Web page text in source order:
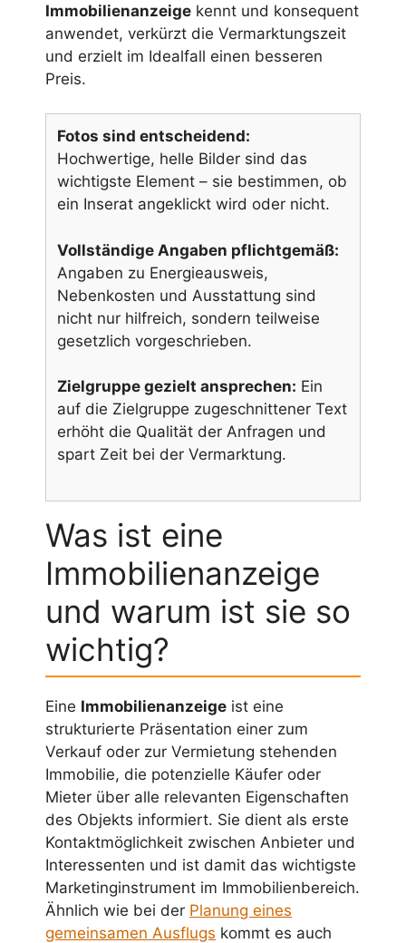
Immobilienanzeige kennt und konsequent
anwendet, verkürzt die Vermarktungszeit
und erzielt im Idealfall einen besseren
Preis.
Fotos sind entscheidend:
Hochwertige, helle Bilder sind das
wichtigste Element – sie bestimmen, ob
ein Inserat angeklickt wird oder nicht.
Vollständige Angaben pflichtgemäß:
Angaben zu Energieausweis,
Nebenkosten und Ausstattung sind
nicht nur hilfreich, sondern teilweise
gesetzlich vorgeschrieben.
Zielgruppe gezielt ansprechen: Ein
auf die Zielgruppe zugeschnittener Text
erhöht die Qualität der Anfragen und
spart Zeit bei der Vermarktung.
Was ist eine
Immobilienanzeige
und warum ist sie so
wichtig?
Eine Immobilienanzeige ist eine
strukturierte Präsentation einer zum
Verkauf oder zur Vermietung stehenden
Immobilie, die potenzielle Käufer oder
Mieter über alle relevanten Eigenschaften
des Objekts informiert. Sie dient als erste
Kontaktmöglichkeit zwischen Anbieter und
Interessenten und ist damit das wichtigste
Marketinginstrument im Immobilienbereich.
Ähnlich wie bei der Planung eines
gemeinsamen Ausflugs kommt es auch